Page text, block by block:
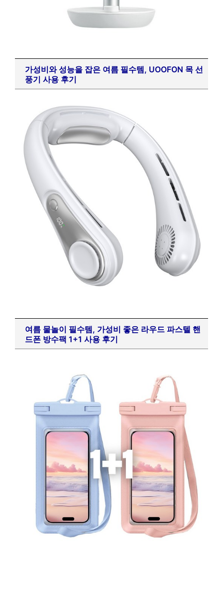
가성비와 성능을 잡은 여름 필수템, UOOFON 목 선
풍기 사용 후기
여름 물놀이 필수템, 가성비 좋은 라우드 파스텔 핸
드폰 방수팩 1+1 사용 후기